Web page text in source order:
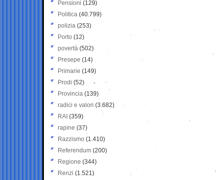
Pensioni (129)
Politica (40.799)
polizia (253)
Porto (12)
povertà (502)
Presepe (14)
Primarie (149)
Prodi (52)
Provincia (139)
radici e valori (3.682)
RAI (359)
rapine (37)
Razzismo (1.410)
Referendum (200)
Regione (344)
Renzi (1.521)